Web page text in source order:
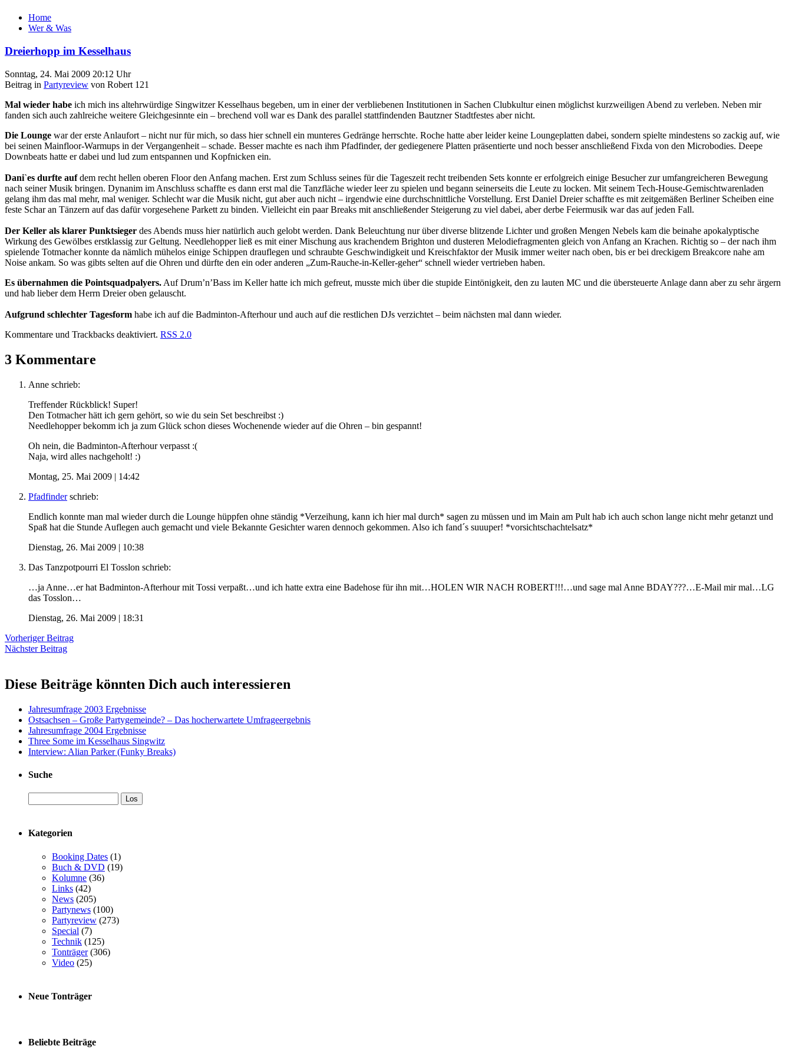
Home
Wer & Was
Dreierhopp im Kesselhaus
Sonntag, 24. Mai 2009 20:12 Uhr
Beitrag in Partyreview von Robert 121
Mal wieder habe ich mich ins altehrwürdige Singwitzer Kesselhaus begeben, um in einer der verbliebenen Institutionen in Sachen Clubkultur einen möglichst kurzweiligen Abend zu verleben. Neben mir
fanden sich auch zahlreiche weitere Gleichgesinnte ein – brechend voll war es Dank des parallel stattfindenden Bautzner Stadtfestes aber nicht.
Die Lounge war der erste Anlaufort – nicht nur für mich, so dass hier schnell ein munteres Gedränge herrschte. Roche hatte aber leider keine Loungeplatten dabei, sondern spielte mindestens so zackig auf, wie
bei seinen Mainfloor-Warmups in der Vergangenheit – schade. Besser machte es nach ihm Pfadfinder, der gediegenere Platten präsentierte und noch besser anschließend Fixda von den Microbodies. Deepe
Downbeats hatte er dabei und lud zum entspannen und Kopfnicken ein.
Dani`es durfte aufdem recht hellen oberen Floor den Anfang machen. Erst zum Schluss seines für die Tageszeit recht treibenden Sets konnte er erfolgreich einige Besucher zur umfangreicheren Bewegung
nach seiner Musik bringen. Dynanim im Anschluss schaffte es dann erst mal die Tanzfläche wieder leer zu spielen und begann seinerseits die Leute zu locken. Mit seinem Tech-House-Gemischtwarenladen
gelang ihm das mal mehr, mal weniger. Schlecht war die Musik nicht, gut aber auch nicht – irgendwie eine durchschnittliche Vorstellung. Erst Daniel Dreier schaffte es mit zeitgemäßen Berliner Scheiben eine
feste Schar an Tänzern auf das dafür vorgesehene Parkett zu binden. Vielleicht ein paar Breaks mit anschließender Steigerung zu viel dabei, aber derbe Feiermusik war das auf jeden Fall.
Der Keller als klarer Punktsieger des Abends muss hier natürlich auch gelobt werden. Dank Beleuchtung nur über diverse blitzende Lichter und großen Mengen Nebels kam die beinahe apokalyptische
Wirkung des Gewölbes erstklassig zur Geltung. Needlehopper ließ es mit einer Mischung aus krachendem Brighton und dusteren Melodiefragmenten gleich von Anfang an Krachen. Richtig so – der nach ihm
spielende Totmacher konnte da nämlich mühelos einige Schippen drauflegen und schraubte Geschwindigkeit und Kreischfaktor der Musik immer weiter nach oben, bis er bei dreckigem Breakcore nahe am
Noise ankam. So was gibts selten auf die Ohren und dürfte den ein oder anderen „Zum-Rauche-in-Keller-geher“ schnell wieder vertrieben haben.
Es übernahmen die Pointsquadpalyers. Auf Drum’n’Bass im Keller hatte ich mich gefreut, musste mich über die stupide Eintönigkeit, den zu lauten MC und die übersteuerte Anlage dann aber zu sehr ärgern
und hab lieber dem Herrn Dreier oben gelauscht.
Aufgrund schlechter Tagesform habe ich auf die Badminton-Afterhour und auch auf die restlichen DJs verzichtet – beim nächsten mal dann wieder.
Kommentare und Trackbacks deaktiviert. RSS 2.0
3 Kommentare
Anne schrieb:
Treffender Rückblick! Super!
Den Totmacher hätt ich gern gehört, so wie du sein Set beschreibst :)
Needlehopper bekomm ich ja zum Glück schon dieses Wochenende wieder auf die Ohren – bin gespannt!
Oh nein, die Badminton-Afterhour verpasst :(
Naja, wird alles nachgeholt! :)
Montag, 25. Mai 2009 | 14:42
Pfadfinder schrieb:
Endlich konnte man mal wieder durch die Lounge hüppfen ohne ständig *Verzeihung, kann ich hier mal durch* sagen zu müssen und im Main am Pult hab ich auch schon lange nicht mehr getanzt und
Spaß hat die Stunde Auflegen auch gemacht und viele Bekannte Gesichter waren dennoch gekommen. Also ich fand´s suuuper! *vorsichtschachtelsatz*
Dienstag, 26. Mai 2009 | 10:38
Das Tanzpotpourri El Tosslon schrieb:
…ja Anne…er hat Badminton-Afterhour mit Tossi verpaßt…und ich hatte extra eine Badehose für ihn mit…HOLEN WIR NACH ROBERT!!!…und sage mal Anne BDAY???…E-Mail mir mal…LG
das Tosslon…
Dienstag, 26. Mai 2009 | 18:31
Vorheriger Beitrag
Nächster Beitrag
Diese Beiträge könnten Dich auch interessieren
Jahresumfrage 2003 Ergebnisse
Ostsachsen – Große Partygemeinde? – Das hocherwartete Umfrageergebnis
Jahresumfrage 2004 Ergebnisse
Three Some im Kesselhaus Singwitz
Interview: Alian Parker (Funky Breaks)
Suche
Kategorien
Booking Dates (1)
Buch & DVD (19)
Kolumne (36)
Links (42)
News (205)
Partynews (100)
Partyreview (273)
Special (7)
Technik (125)
Tonträger(306)
Video (25)
Neue Tonträger
Beliebte Beiträge